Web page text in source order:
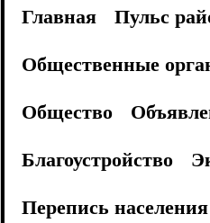
Главная Пульс
Общественные
Общество
Благоустройство
Перепись населения